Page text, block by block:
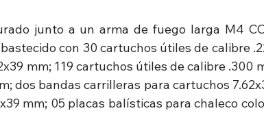
junto a un arma de fuego larga M4
con 30 cartuchos útiles de calibre
mm; 119 cartuchos útiles de calibre .300
dos bandas carrilleras para cartuchos
mm; 05 placas balísticas para chaleco